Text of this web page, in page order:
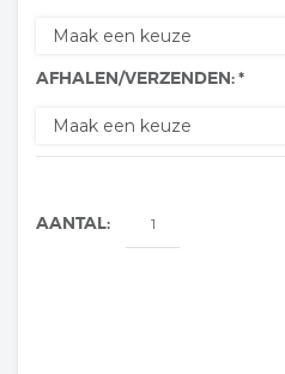
AFHALEN/VERZENDEN: *
AANTAL: